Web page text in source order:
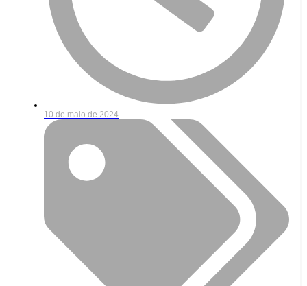
10 de maio de 2024